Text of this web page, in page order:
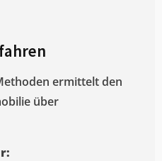
ermittelt den
über